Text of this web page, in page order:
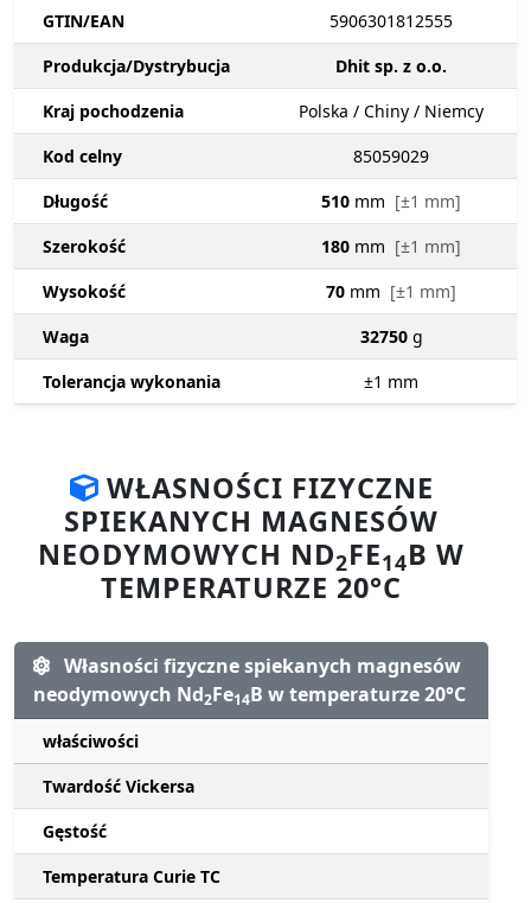
GTIN/EAN
5906301812555
Produkcja/Dystrybucja
Dhit sp. z o.o.
Kraj pochodzenia
Polska / Chiny / Niemcy
Kod celny
85059029
Długość
510 mm [±1 mm]
Szerokość
180 mm [±1 mm]
Wysokość
70 mm [±1 mm]
Waga
32750 g
Tolerancja wykonania
±1 mm
WŁASNOŚCI FIZYCZNE
SPIEKANYCH MAGNESÓW
NEODYMOWYCH ND2FE14B W
TEMPERATURZE 20°C
Własności fizyczne spiekanych magnesów
neodymowych Nd2Fe14B w temperaturze 20°C
właściwości
Twardość Vickersa
Gęstość
Temperatura Curie TC